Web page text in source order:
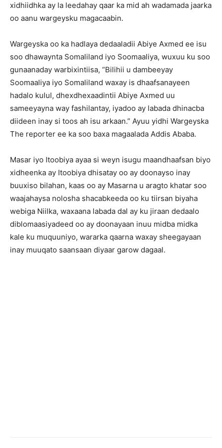
xidhiidhka ay la leedahay qaar ka mid ah wadamada jaarka
oo aanu wargeysku magacaabin.
Wargeyska oo ka hadlaya dedaaladii Abiye Axmed ee isu
soo dhawaynta Somaliland iyo Soomaaliya, wuxuu ku soo
gunaanaday warbixintiisa, “Bilihii u dambeeyay
Soomaaliya iyo Somaliland waxay is dhaafsanayeen
hadalo kulul, dhexdhexaadintii Abiye Axmed uu
sameeyayna way fashilantay, iyadoo ay labada dhinacba
diideen inay si toos ah isu arkaan.” Ayuu yidhi Wargeyska
The reporter ee ka soo baxa magaalada Addis Ababa.
Masar iyo Itoobiya ayaa si weyn isugu maandhaafsan biyo
xidheenka ay Itoobiya dhisatay oo ay doonayso inay
buuxiso bilahan, kaas oo ay Masarna u aragto khatar soo
waajahaysa nolosha shacabkeeda oo ku tiirsan biyaha
webiga Niilka, waxaana labada dal ay ku jiraan dedaalo
diblomaasiyadeed oo ay doonayaan inuu midba midka
kale ku muquuniyo, wararka qaarna waxay sheegayaan
inay muuqato saansaan diyaar garow dagaal.